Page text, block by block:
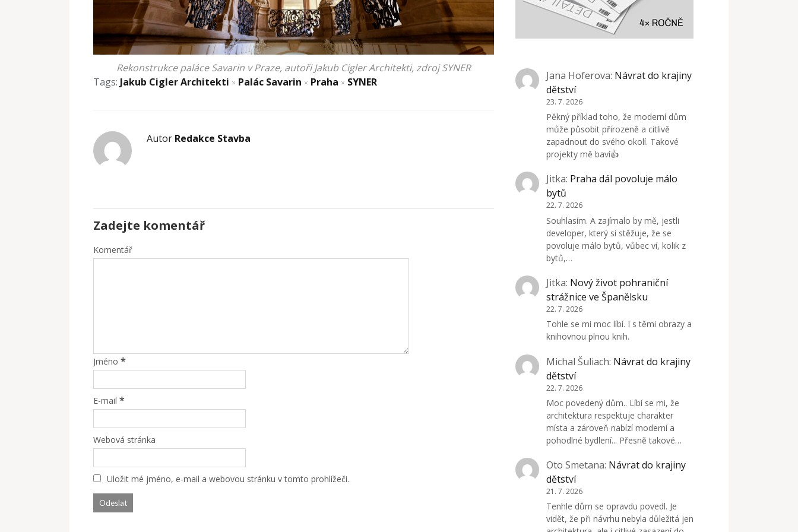
Rekonstrukce paláce Savarin v Praze, autoři Jakub Cigler Architekti, zdroj SYNER
Tags: Jakub Cigler Architekti × Palác Savarin × Praha × SYNER
Autor Redakce Stavba
Zadejte komentář
Komentář
Jméno *
E-mail *
Webová stránka
Uložit mé jméno, e-mail a webovou stránku v tomto prohlížeči.
Jana Hoferova: Návrat do krajiny
dětství
23. 7. 2026
Pěkný příklad toho, že moderní dům
může působit přirozeně a citlivě
zapadnout do svého okolí. Takové
projekty mě baví👍
Jitka: Praha dál povoluje málo
bytů
22. 7. 2026
Souhlasím. A zajímalo by mě, jestli
developer, který si stěžuje, že se
povoluje málo bytů, vůbec ví, kolik z
bytů,…
Jitka: Nový život pohraniční
strážnice ve Španělsku
22. 7. 2026
Tohle se mi moc líbí. I s těmi obrazy a
knihovnou plnou knih.
Michal Šuliach: Návrat do krajiny
dětství
22. 7. 2026
Moc povedený dům.. Líbí se mi, že
architektura respektuje charakter
místa a zároveň nabízí moderní a
pohodlné bydlení... Přesně takové…
Oto Smetana: Návrat do krajiny
dětství
21. 7. 2026
Tenhle dům se opravdu povedl. Je
vidět, že při návrhu nebyla důležitá jen